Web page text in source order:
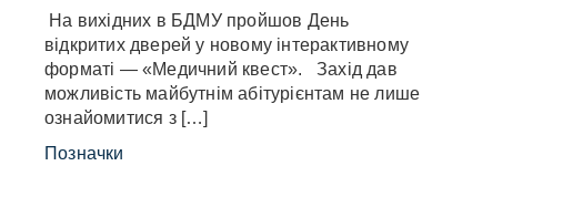
На вихідних в БДМУ пройшов День
відкритих дверей у новому інтерактивному
форматі — «Медичний квест». Захід дав
можливість майбутнім абітурієнтам не лише
ознайомитися з […]
Позначки